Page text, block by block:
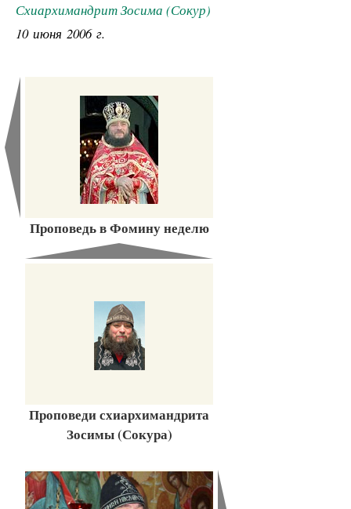
Схиархимандрит Зосима (Сокур)
10 июня 2006 г.
Проповедь в Фомину неделю
Проповеди схиархимандрита
Зосимы (Сокура)